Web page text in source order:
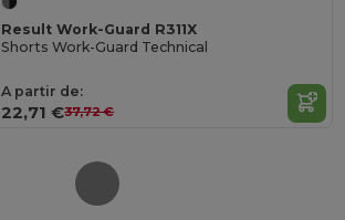
Result Work-Guard R311X
Shorts Work-Guard Technical
A partir de:
22,71 €37,72 €